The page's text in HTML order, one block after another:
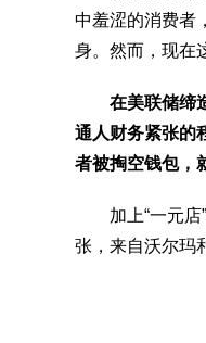
中羞涩的消费者
身。然而，现在
在美联储缔
通人财务紧张的
者被掏空钱包，
加上“一元店”
张，来自沃尔玛